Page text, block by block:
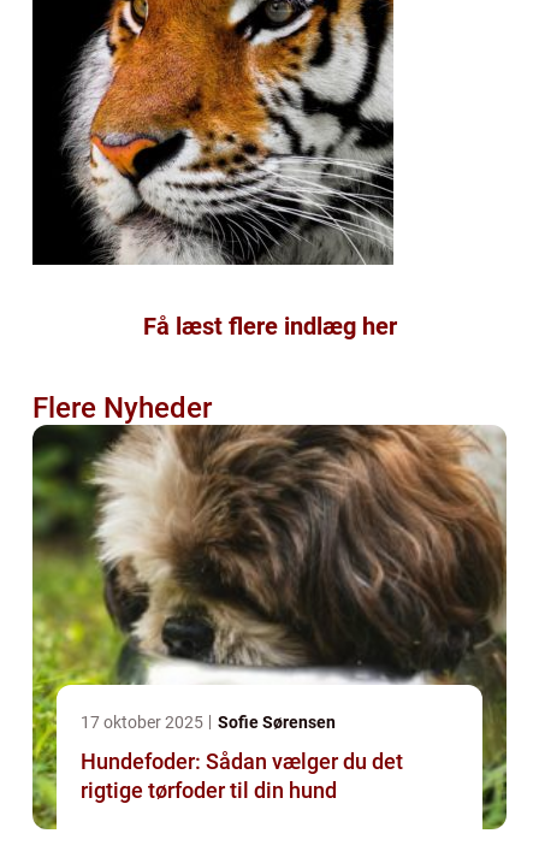
Få læst flere indlæg her
Flere Nyheder
17 oktober 2025 Sofie Sørensen
Hundefoder: Sådan vælger du det
rigtige tørfoder til din hund